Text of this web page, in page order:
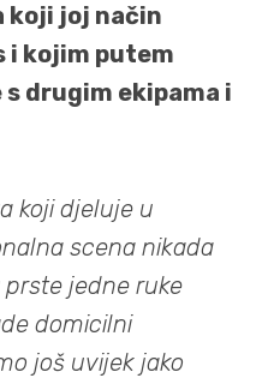
koji joj način
i kojim putem
drugim ekipama i
koji djeluje u
scena nikada
prste jedne ruke
domicilni
još uvijek jako